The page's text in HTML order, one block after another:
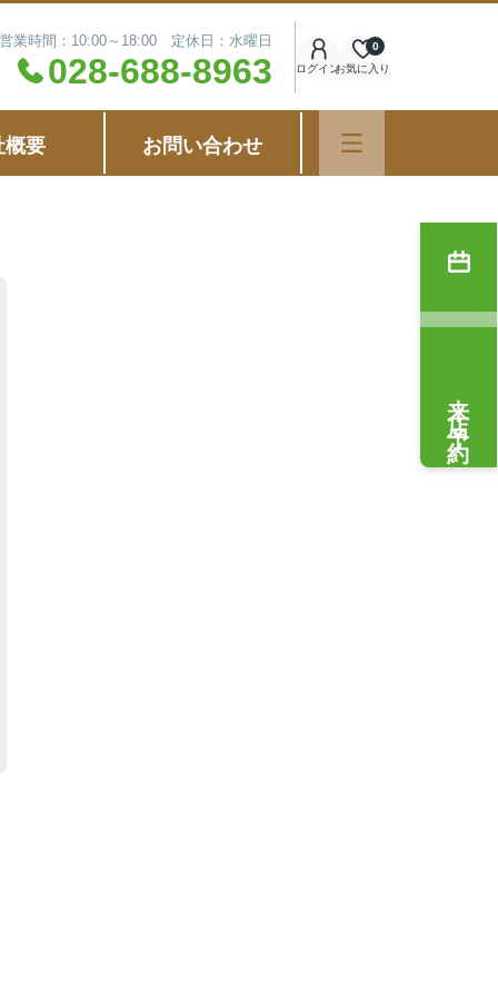
営業時間：10:00～18:00 定休日：水曜日
028-688-8963 ログインお気に入り
0
概要 お問い合わせ
来店予約